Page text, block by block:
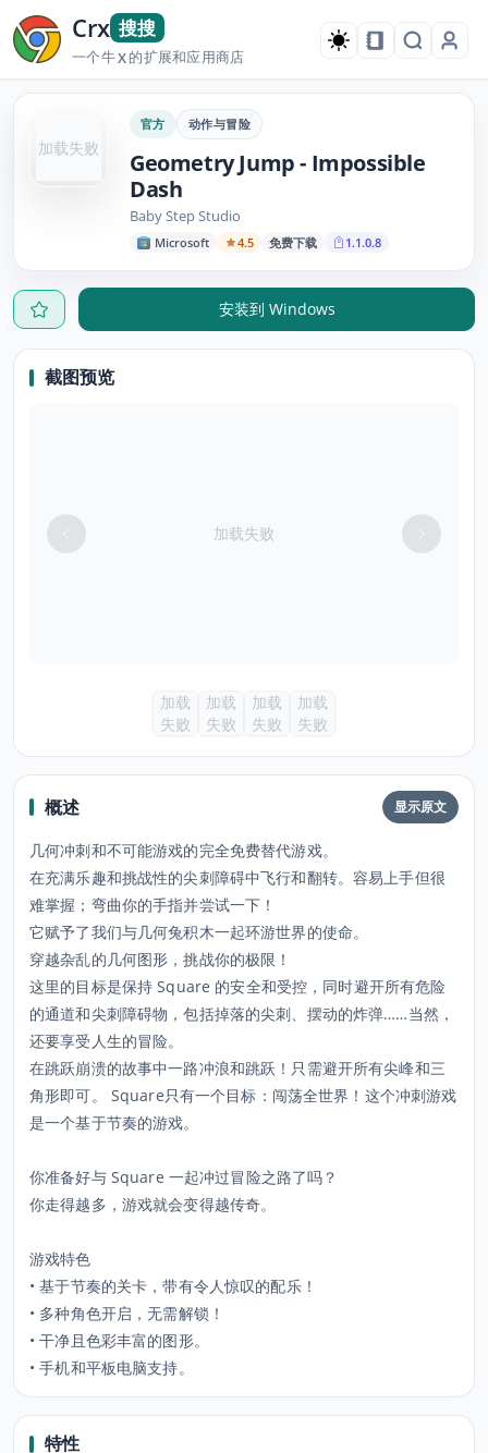
Crx 搜搜
一个牛X的扩展和应用商店
加载失败
官方 动作与冒险
Geometry Jump - Impossible
Dash
Baby Step Studio
Microsoft 4.5 免费下载 1.1.0.8
安装到 Windows
截图预览
加载失败
加载
失败
加载
失败
加载
失败
加载
失败
概述 显示原文
几何冲刺和不可能游戏的完全免费替代游戏。
在充满乐趣和挑战性的尖刺障碍中飞行和翻转。容易上手但很
难掌握；弯曲你的手指并尝试一下！
它赋予了我们与几何兔积木一起环游世界的使命。
穿越杂乱的几何图形，挑战你的极限！
这里的目标是保持 Square 的安全和受控，同时避开所有危险
的通道和尖刺障碍物，包括掉落的尖刺、摆动的炸弹……当然，
还要享受人生的冒险。
在跳跃崩溃的故事中一路冲浪和跳跃！只需避开所有尖峰和三
角形即可。 Square只有一个目标：闯荡全世界！这个冲刺游戏
是一个基于节奏的游戏。
你准备好与 Square 一起冲过冒险之路了吗？
你走得越多，游戏就会变得越传奇。
游戏特色
• 基于节奏的关卡，带有令人惊叹的配乐！
• 多种角色开启，无需解锁！
• 干净且色彩丰富的图形。
• 手机和平板电脑支持。
特性